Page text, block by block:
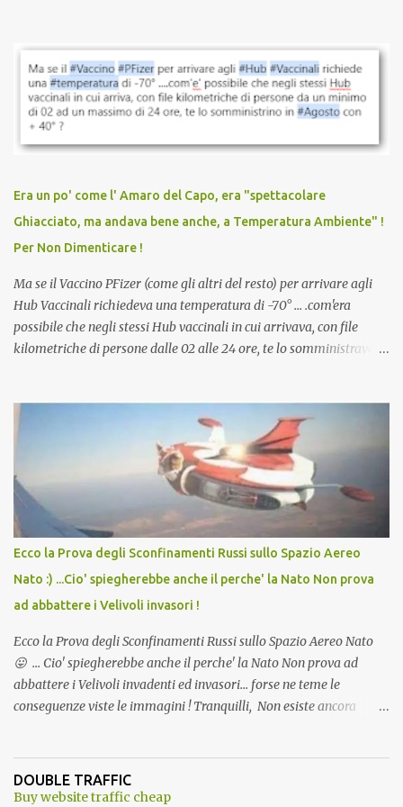
vaccinazione. Non avevamo mai sentito parlare di ricompense,
sconti, incentivi per vaccinarsi. Non avevamo mai visto
discriminazioni per coloro che non l’hanno fatto. Se non sei stato
vaccinato, nessuno aveva prima cercato di farti sentire una
persona cattiva. Non avevamo mai visto un vaccino che minacci le
vaccino usato per minacciare i mezzi di sussistenza, il lavoro o la
scuola. Non avevamo mai visto un vaccino che permettesse a un
dodicenne di ignorare il consenso dei genitori. Dopo tutti i vaccini
che abbiamo elencato sopra...
Era un po' come l' Amaro del Capo, era "spettacolare
Ghiacciato, ma andava bene anche, a Temperatura Ambiente" !
Per Non Dimenticare !
Ma se il Vaccino PFizer (come gli altri del resto) per arrivare agli
Hub Vaccinali richiedeva una temperatura di -70° ... .com'era
possibile che negli stessi Hub vaccinali in cui arrivava, con file
kilometriche di persone dalle 02 alle 24 ore, te lo somministravano
Vaccino come: l' Amaro del Capo, era "spettacolare Ghiacciato, ma
andava bene anche, a Temperatura Ambiente"! Riproponiamo
l'articolo per NON Dimenticare!
Ecco la Prova degli Sconfinamenti Russi sullo Spazio Aereo
Nato :) ...Cio' spiegherebbe anche il perche' la Nato Non prova
ad abbattere i Velivoli invasori !
Ecco la Prova degli Sconfinamenti Russi sullo Spazio Aereo Nato
😛 ... Cio' spiegherebbe anche il perche' la Nato Non prova ad
abbattere i Velivoli invadenti ed invasori... forse ne teme le
conseguenze viste le immagini ! Tranquilli, Non esiste ancora
ancora una fantasia Nato o forse una "False Flag", per provocare
una guerra mondiale che difficilmente da menti sane, potrebbe
DOUBLE TRAFFIC
Buy website traffic cheap